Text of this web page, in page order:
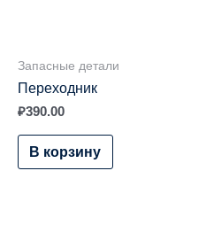
Запасные детали
Переходник
₽390.00
В корзину